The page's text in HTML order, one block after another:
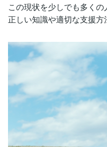
この現状を少しでも多く
正しい知識や適切な支援方